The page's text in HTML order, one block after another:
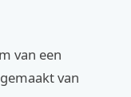
van een
van